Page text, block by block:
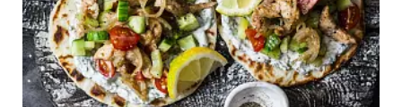
akkurat
nå
-